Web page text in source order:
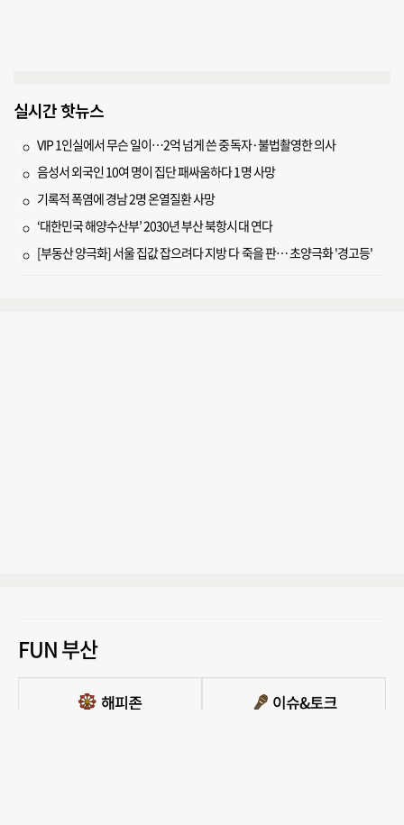
실시간 핫뉴스
VIP 1인실에서 무슨 일이…2억 넘게 쓴 중독자·불법촬영한 의사
음성서 외국인 10여 명이 집단 패싸움하다 1명 사망
기록적 폭염에 경남 2명 온열질환 사망
‘대한민국 해양수산부’ 2030년 부산 북항시대 연다
[부동산 양극화] 서울 집값 잡으려다 지방 다 죽을 판… 초양극화 '경고등'
FUN 부산